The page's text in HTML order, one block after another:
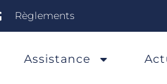
Règlements
Assistance